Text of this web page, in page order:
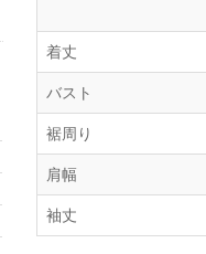
着丈
バスト
裾周り
肩幅
袖丈